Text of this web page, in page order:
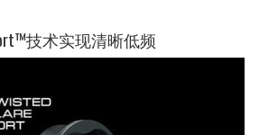
技术实现清晰低频